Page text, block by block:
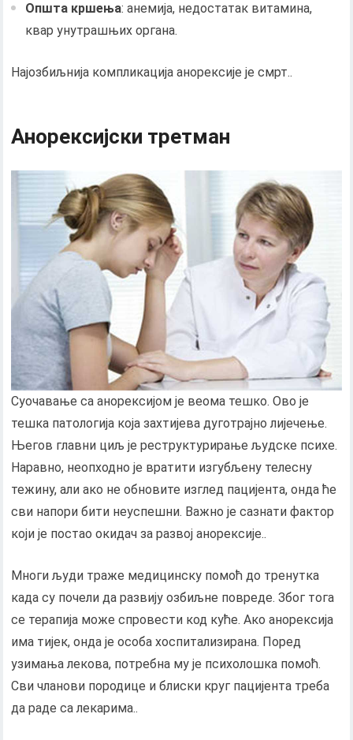
Општа кршења: анемија, недостатак витамина,
квар унутрашњих органа.
Најозбиљнија компликација анорексије је смрт..
Анорексијски третман
Суочавање са анорексијом је веома тешко. Ово је
тешка патологија која захтијева дуготрајно лијечење.
Његов главни циљ је реструктурирање људске психе.
Наравно, неопходно је вратити изгубљену телесну
тежину, али ако не обновите изглед пацијента, онда ће
сви напори бити неуспешни. Важно је сазнати фактор
који је постао окидач за развој анорексије..
Многи људи траже медицинску помоћ до тренутка
када су почели да развију озбиљне повреде. Због тога
се терапија може спровести код куће. Ако анорексија
има тијек, онда је особа хоспитализирана. Поред
узимања лекова, потребна му је психолошка помоћ.
Сви чланови породице и блиски круг пацијента треба
да раде са лекарима..